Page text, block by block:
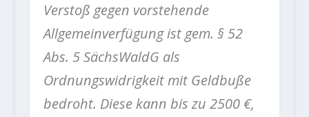
Verstoß gegen vorstehende
Allgemeinverfügung ist gem. § 52
Abs. 5 SächsWaldG als
Ordnungswidrigkeit mit Geldbuße
bedroht. Diese kann bis zu 2500 €,